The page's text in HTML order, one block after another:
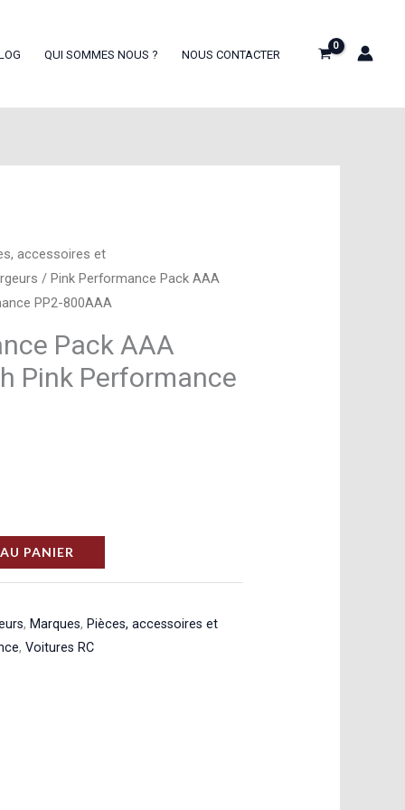
QUI SOMMES NOUS ? NOUS CONTACTER
accessoires et
/ Pink Performance Pack AAA
PP2-800AAA
Pack AAA
Pink Performance
PANIER
, Marques, Pièces, accessoires et
,Voitures RC